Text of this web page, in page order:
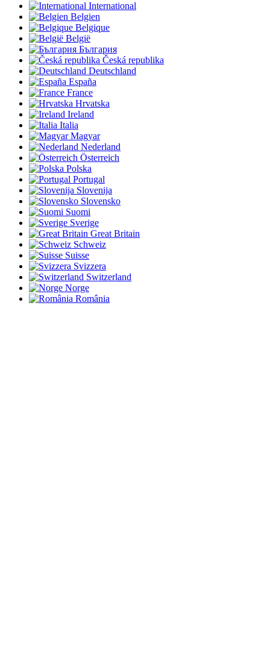
International
Belgien
Belgique
België
България
Česká republika
Deutschland
España
France
Hrvatska
Ireland
Italia
Magyar
Nederland
Österreich
Polska
Portugal
Slovenija
Slovensko
Suomi
Sverige
Great Britain
Schweiz
Suisse
Svizzera
Switzerland
Norge
România